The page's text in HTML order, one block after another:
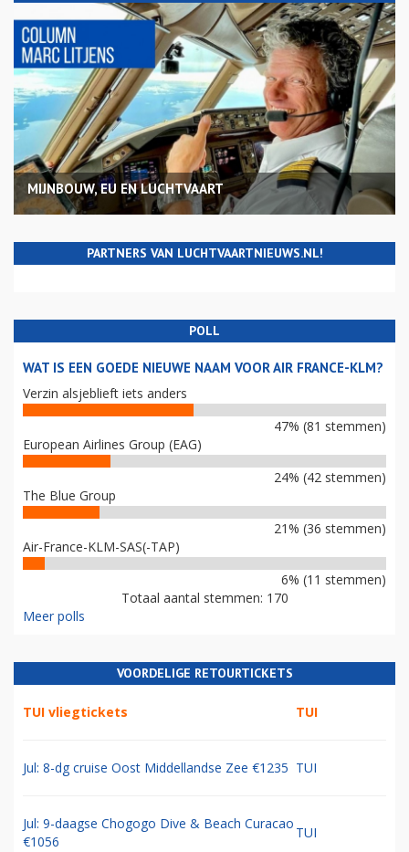
MIJNBOUW, EU EN LUCHTVAART
PARTNERS VAN LUCHTVAARTNIEUWS.NL!
POLL
WAT IS EEN GOEDE NIEUWE NAAM VOOR AIR FRANCE-KLM?
Verzin alsjeblieft iets anders
47% (81 stemmen)
European Airlines Group (EAG)
24% (42 stemmen)
The Blue Group
21% (36 stemmen)
Air-France-KLM-SAS(-TAP)
6% (11 stemmen)
Totaal aantal stemmen: 170
Meer polls
VOORDELIGE RETOURTICKETS
TUI vliegtickets TUI
Jul: 8-dg cruise Oost Middellandse Zee €1235 TUI
Jul: 9-daagse Chogogo Dive & Beach Curacao
€1056
TUI